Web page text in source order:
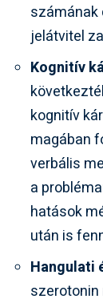
számának
jelátvitel
Kognitív
kognitív
magában
verbális
a
hatások
után is
Hangulati